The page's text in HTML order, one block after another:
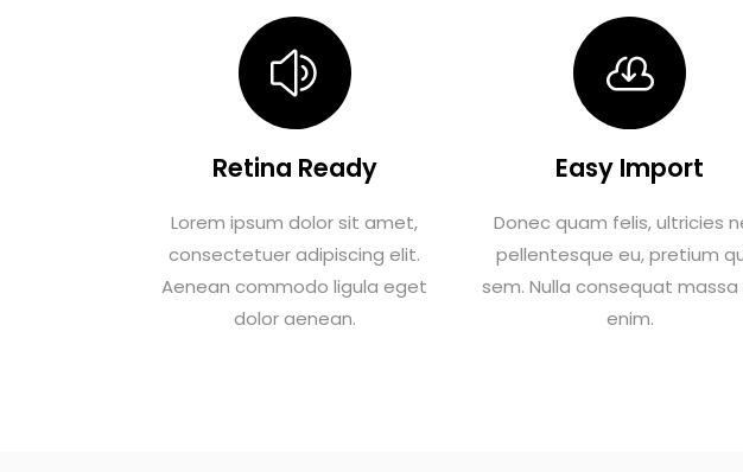
Retina Ready
Lorem ipsum dolor sit amet,
consectetuer adipiscing elit.
Aenean commodo ligula eget
dolor aenean.
Easy Import
Donec quam felis, ultricies
pellentesque eu, pretium
sem. Nulla consequat massa
enim.